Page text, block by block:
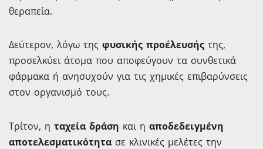
θεραπεία.
Δεύτερον, λόγω της φυσικής προέλευσής της,
προσελκύει άτομα που αποφεύγουν τα συνθετικά
φάρμακα ή ανησυχούν για τις χημικές επιβαρύνσεις
στον οργανισμό τους.
Τρίτον, η ταχεία δράση και η αποδεδειγμένη
αποτελεσματικότητα σε κλινικές μελέτες την